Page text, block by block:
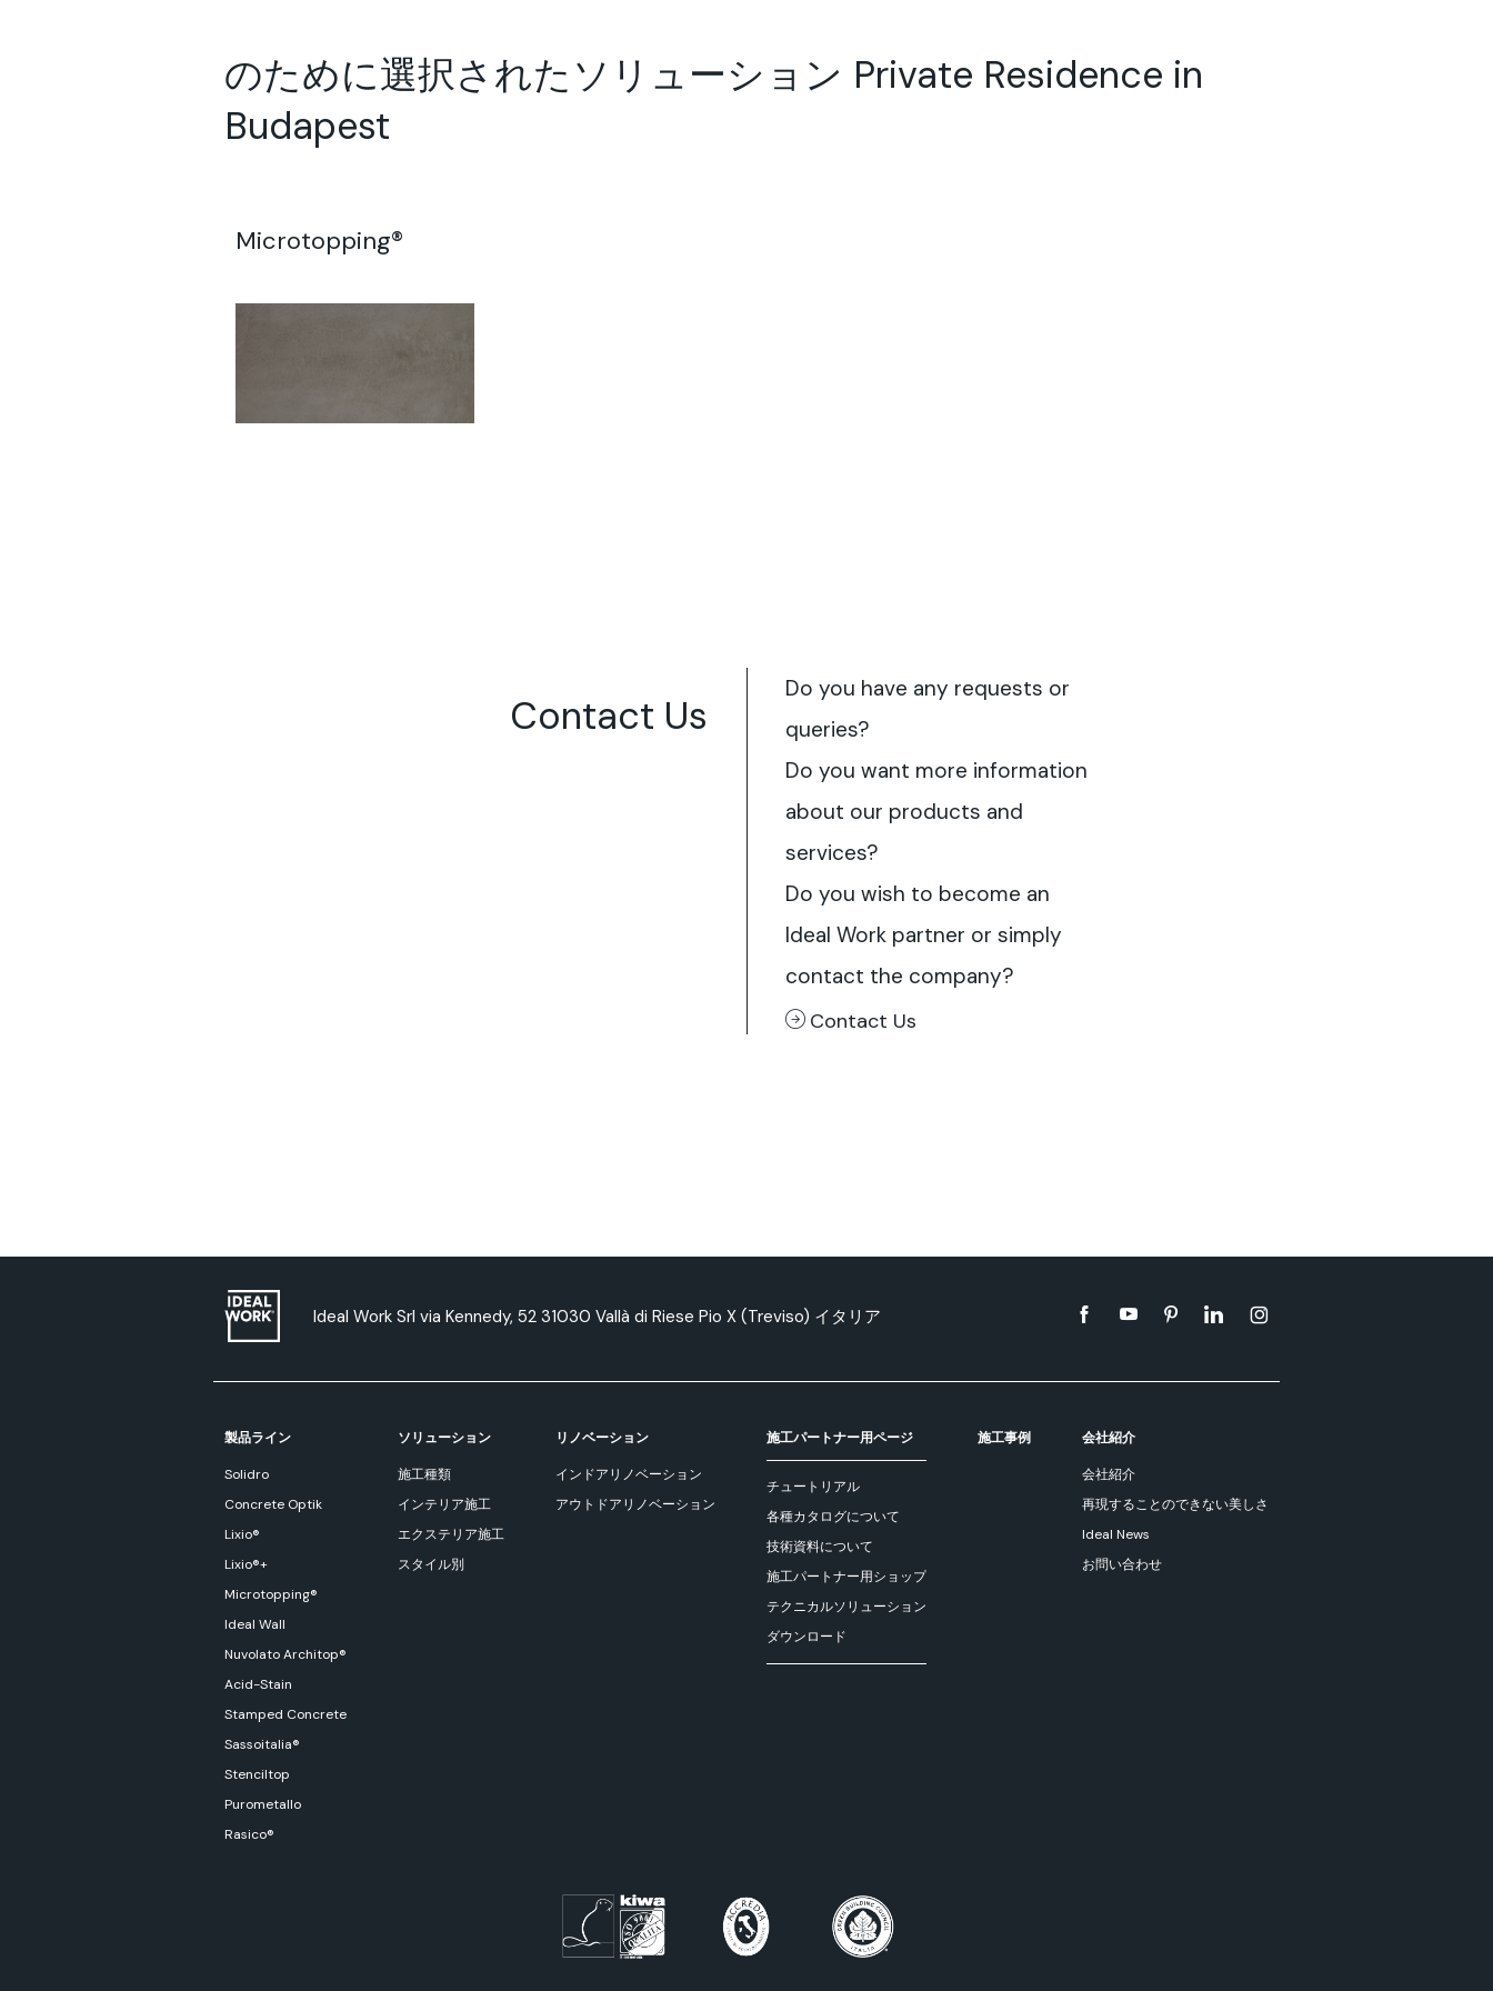
のために選択されたソリューション Private Residence in
Budapest
Microtopping®
Contact Us
Do you have any requests or
queries?
Do you want more information
about our products and
services?
Do you wish to become an
Ideal Work partner or simply
contact the company?
Contact Us
Ideal Work Srl via Kennedy, 52 31030 Vallà di Riese Pio X (Treviso) イタリア
製品ライン
Solidro
Concrete Optik
Lixio®
Lixio®+
Microtopping®
Ideal Wall
Nuvolato Architop®
Acid-Stain
Stamped Concrete
Sassoitalia®
Stenciltop
Purometallo
Rasico®
ソリューション
施工種類
インテリア施工
エクステリア施工
スタイル別
リノベーション
インドアリノベーション
アウトドアリノベーション
施工パートナー用ページ
チュートリアル
各種カタログについて
技術資料について
施工パートナー用ショップ
テクニカルソリューション
ダウンロード
施工事例 会社紹介
会社紹介
再現することのできない美しさ
Ideal News
お問い合わせ